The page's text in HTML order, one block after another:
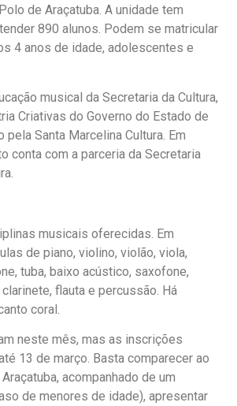
de Araçatuba. A unidade tem
890 alunos. Podem se matricular
4 anos de idade, adolescentes e
musical da Secretaria da Cultura,
Criativas do Governo do Estado de
pela Santa Marcelina Cultura. Em
conta com a parceria da Secretaria
musicais oferecidas. Em
de piano, violino, violão, viola,
tuba, baixo acústico, saxofone,
flauta e percussão. Há
coral.
neste mês, mas as inscrições
13 de março. Basta comparecer ao
acompanhado de um
de menores de idade), apresentar